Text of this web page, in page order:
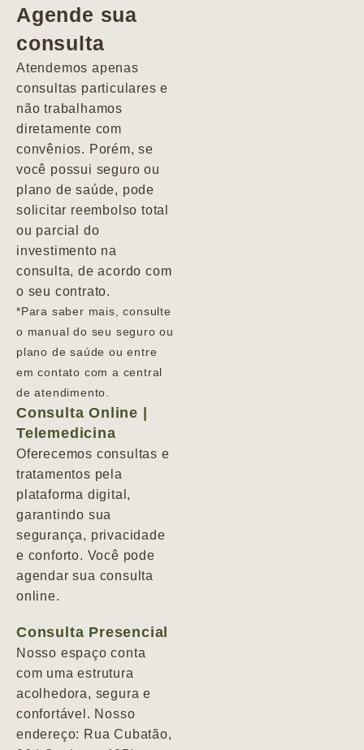
Agende sua
consulta
Atendemos apenas
consultas particulares e
não trabalhamos
diretamente com
convênios. Porém, se
você possui seguro ou
plano de saúde, pode
solicitar reembolso total
ou parcial do
investimento na
consulta, de acordo com
o seu contrato.
*Para saber mais, consulte
o manual do seu seguro ou
plano de saúde ou entre
em contato com a central
de atendimento.
Consulta Online |
Telemedicina
Oferecemos consultas e
tratamentos pela
plataforma digital,
garantindo sua
segurança, privacidade
e conforto. Você pode
agendar sua consulta
online.
Consulta Presencial
Nosso espaço conta
com uma estrutura
acolhedora, segura e
confortável. Nosso
endereço: Rua Cubatão,